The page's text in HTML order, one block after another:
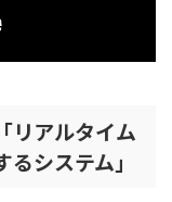
会社)
リアルタイム
システム」